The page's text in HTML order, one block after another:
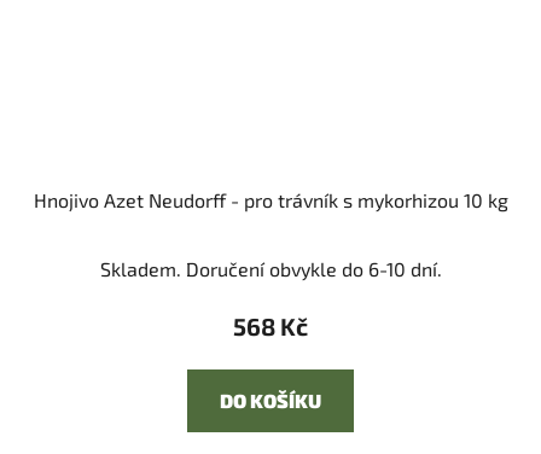
Hnojivo Azet Neudorff - pro trávník s mykorhizou 10 kg
Skladem. Doručení obvykle do 6-10 dní.
568 Kč
DO KOŠÍKU